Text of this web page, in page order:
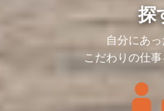
転職エージェント／
当者様との連携
書類選考、候補者フォ
採用セミナー企画・
内定者フォロー、入
グ、フォローアップ面
オペレーション効率
※ご経験や得意分野に
業務にもチャレンジ
探
自分にあ
こだわりの仕